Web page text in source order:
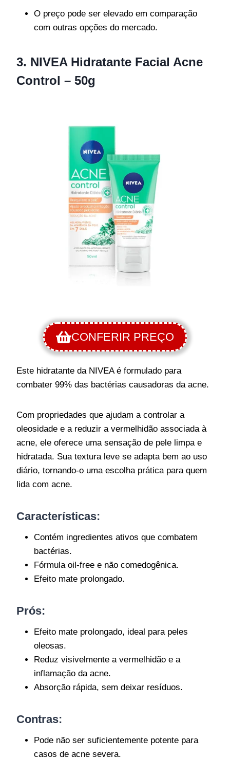
O preço pode ser elevado em comparação
com outras opções do mercado.
3. NIVEA Hidratante Facial Acne
Control – 50g
CONFERIR PREÇO
Este hidratante da NIVEA é formulado para
combater 99% das bactérias causadoras da acne.
Com propriedades que ajudam a controlar a
oleosidade e a reduzir a vermelhidão associada à
acne, ele oferece uma sensação de pele limpa e
hidratada. Sua textura leve se adapta bem ao uso
diário, tornando-o uma escolha prática para quem
lida com acne.
Características:
Contém ingredientes ativos que combatem
bactérias.
Fórmula oil-free e não comedogênica.
Efeito mate prolongado.
Prós:
Efeito mate prolongado, ideal para peles
oleosas.
Reduz visivelmente a vermelhidão e a
inflamação da acne.
Absorção rápida, sem deixar resíduos.
Contras:
Pode não ser suficientemente potente para
casos de acne severa.